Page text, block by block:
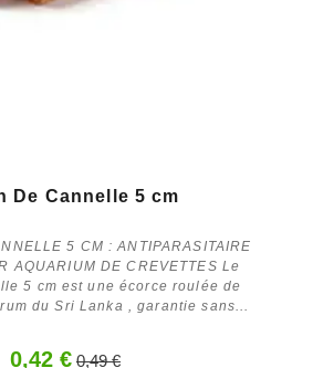
Acheter
De Cannelle 5 cm
5 CM : ANTIPARASITAIRE
AQUARIUM DE CREVETTES Le
5 cm est une écorce roulée de
du Sri Lanka , garantie sans...
0,42 € 0,49 €